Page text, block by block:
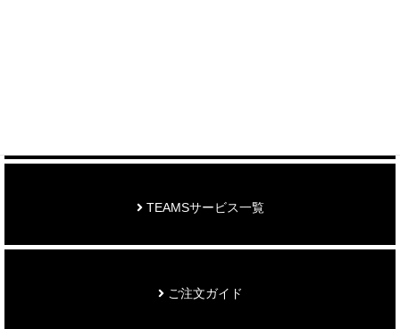
TEAMSサービス一覧
ご注文ガイド